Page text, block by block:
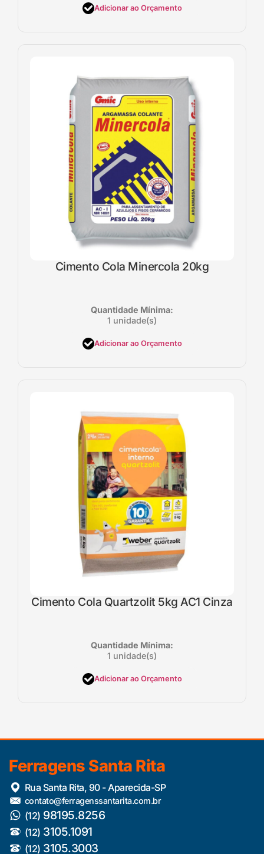
Adicionar ao Orçamento
Cimento Cola Minercola 20kg
Quantidade Mínima:
1 unidade(s)
Adicionar ao Orçamento
Cimento Cola Quartzolit 5kg AC1 Cinza
Quantidade Mínima:
1 unidade(s)
Adicionar ao Orçamento
Ferragens Santa Rita
Rua Santa Rita, 90 - Aparecida-SP
contato@ferragenssantarita.com.br
(12) 98195.8256
(12) 3105.1091
(12) 3105.3003